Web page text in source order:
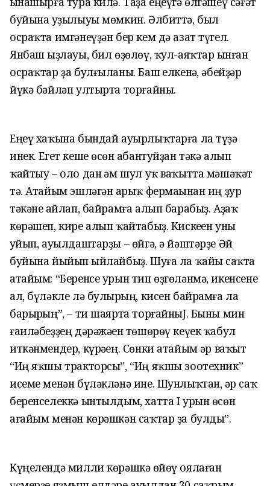
буйына һуҙылыуы мөмкин. Әлбиттә, был
осраҡта имгәнеүҙән бер кем дә азат түгел.
Янбаш һыҙлауы, бил өҙөлөү, ҡул-аяҡтар һынған
осраҡтар ҙа булғыланы. Баш һелкенһә, әбейҙәр
йүкә бәйләп ултырта торғайны.
Еңеү хаҡына бындай ауырлыҡтарға ла түҙә
инек. Егет кеше өсөн һабантуйҙан тәкә алып
ҡайтыу – оло дан һәм шул уҡ ваҡытта мәшәҡәт
тә. Атайым эшләгән һарыҡ фермаһынан иң ҙур
тәкәне һайлап, байрамға алып барабыҙ. Аҙаҡ
көрәшеп, кире алып ҡайтабыҙ. Кискеһен уны
һуйып, ауылдаштарҙы – өйгә, ә йәштәрҙе Әй
буйына йыйып һыйлайбыҙ. Шуға ла ҡайһы саҡта
атайым: “Беренсе урын тип өҙгөләнмә, икенсене
ал, бүләкле лә булырһың, кисен байрамға ла
барырһың”, – ти шаярта торғайныJ. Быны мин
ғаиләбеҙҙең дәрәжәһен төшөрөү кеүек ҡабул
иткәнмендер, күрәһең. Сөнки атайым һәр ваҡыт
“Иң яҡшы тракторсы”, “Иң яҡшы зоотехник”
исеме менән бүләкләнә ине. Шунлыҡтан, һәр саҡ
беренселеккә ынтылдым, хатта I урын өсөн
ағайым менән көрәшкән саҡтар ҙа булды”.
Күңелендә милли көрәшкә һөйөү оялаған